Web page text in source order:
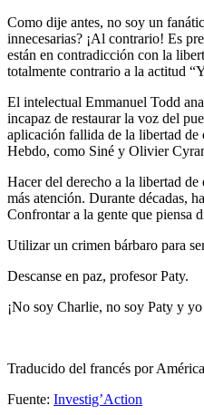
Como dije antes, no soy un
innecesarias? ¡Al contrario! Es
están en contradicción con la
totalmente contrario a la actitud
El intelectual Emmanuel Todd
incapaz de restaurar la voz del
aplicación fallida de la libertad de
Hebdo, como Siné y Olivier
Hacer del derecho a la libertad
más atención. Durante décadas,
Confrontar a la gente que piensa
Utilizar un crimen bárbaro para
Descanse en paz, profesor Paty.
¡No soy Charlie, no soy Paty y
Traducido del francés por
Fuente: Investig’Action